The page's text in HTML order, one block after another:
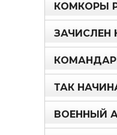
КОМКОРЫ
ЗАЧИСЛЕН
ТАК
ВОЕННЫЙ